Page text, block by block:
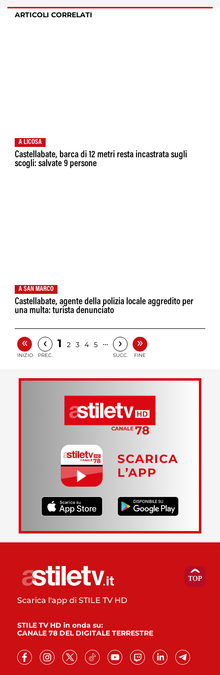
ARTICOLI CORRELATI
A LICOSA
Castellabate, barca di 12 metri resta incastrata sugli
scogli: salvate 9 persone
A SAN MARCO
Castellabate, agente della polizia locale aggredito per
una multa: turista denunciato
«
INIZIO
‹
PREC.
1 2 3 4 5 … ›
SUCC.
»
FINE
SCARICA
L’APP
Scarica l'app di STILE TV HD
STILE TV HD in onda su:
CANALE 78 DEL DIGITALE TERRESTRE